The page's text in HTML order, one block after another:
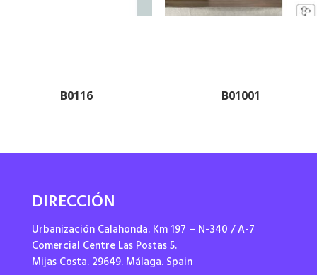
B0116 B01001
DIRECCIÓN
Urbanización Calahonda. Km 197 – N-340 / A-7
Comercial Centre Las Postas 5.
Mijas Costa. 29649. Málaga. Spain